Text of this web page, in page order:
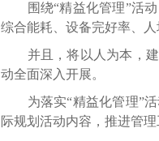
围绕“精益化管理”活动
综合能耗、设备完好率、
并且，将以人为本，建
动全面深入开展。
为落实“精益化管理”活
际规划活动内容，推进管理